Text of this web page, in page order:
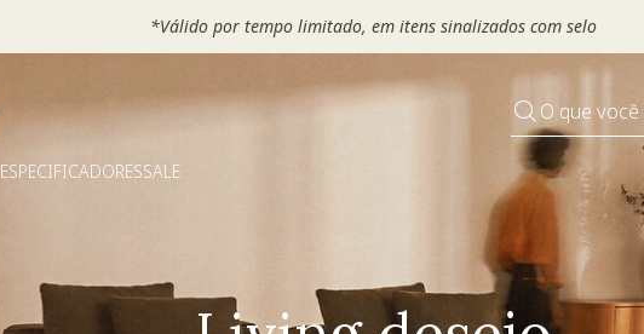
Escolha seu VOUCHER e ganhe até 30% OFF*: useMOVEL30, TEXTIL30 OU
O que
ESPECIFICADORESSALE